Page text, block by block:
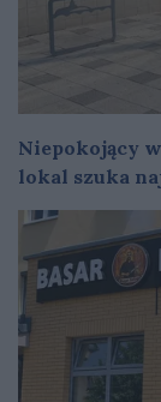
Niepokojący
lokal szuka